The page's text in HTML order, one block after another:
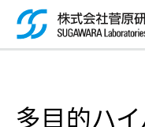
メ
イ
ン
多目的ハ